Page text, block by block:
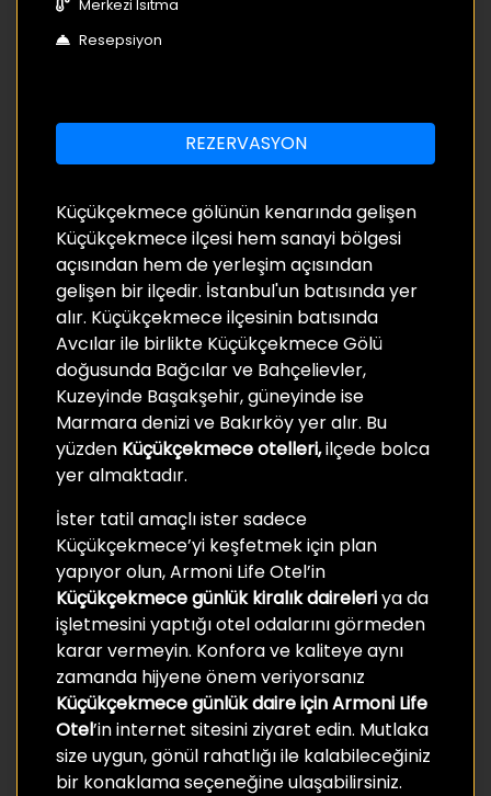
Merkezi Isıtma
Resepsiyon
REZERVASYON
Küçükçekmece gölünün kenarında gelişen
Küçükçekmece ilçesi hem sanayi bölgesi
açısından hem de yerleşim açısından
gelişen bir ilçedir. İstanbul'un batısında yer
alır. Küçükçekmece ilçesinin batısında
Avcılar ile birlikte Küçükçekmece Gölü
doğusunda Bağcılar ve Bahçelievler,
Kuzeyinde Başakşehir, güneyinde ise
Marmara denizi ve Bakırköy yer alır. Bu
yüzden Küçükçekmece otelleri,ilçede bolca
yer almaktadır.
İster tatil amaçlı ister sadece
Küçükçekmece’yi keşfetmek için plan
yapıyor olun, Armoni Life Otel’in
Küçükçekmece günlük kiralık daireleriya da
işletmesini yaptığı otel odalarını görmeden
karar vermeyin. Konfora ve kaliteye aynı
zamanda hijyene önem veriyorsanız
Küçükçekmece günlük daire için Armoni Life
Otel’in internet sitesini ziyaret edin. Mutlaka
size uygun, gönül rahatlığı ile kalabileceğiniz
bir konaklama seçeneğine ulaşabilirsiniz.